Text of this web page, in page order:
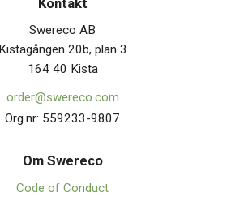
Kontakt
Swereco AB
Kistagången 20b, plan 3
164 40 Kista
order@swereco.com
Org.nr: 559233-9807
Om Swereco
Code of Conduct